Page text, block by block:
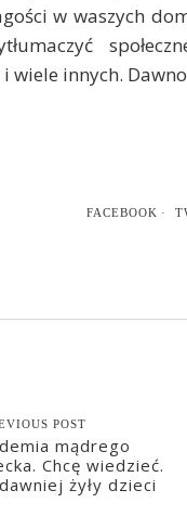
w waszych
innych.
FACEBOOK
POST
mądrego
Chcę wiedzieć.
żyły dzieci